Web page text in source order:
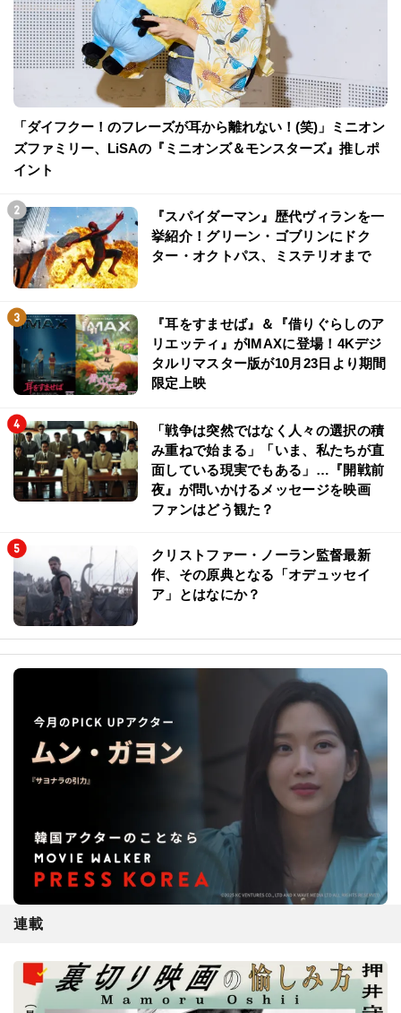
「ダイフクー！のフレーズが耳から離れない！(笑)」ミニオン
ズファミリー、LiSAの『ミニオンズ＆モンスターズ』推しポ
イント
『スパイダーマン』歴代ヴィランを一
挙紹介！グリーン・ゴブリンにドク
ター・オクトパス、ミステリオまで
『耳をすませば』＆『借りぐらしのア
リエッティ』がIMAXに登場！4Kデジ
タルリマスター版が10月23日より期間
限定上映
「戦争は突然ではなく人々の選択の積
み重ねで始まる」「いま、私たちが直
面している現実でもある」…『開戦前
夜』が問いかけるメッセージを映画
ファンはどう観た？
クリストファー・ノーラン監督最新
作、その原典となる「オデュッセイ
ア」とはなにか？
連載